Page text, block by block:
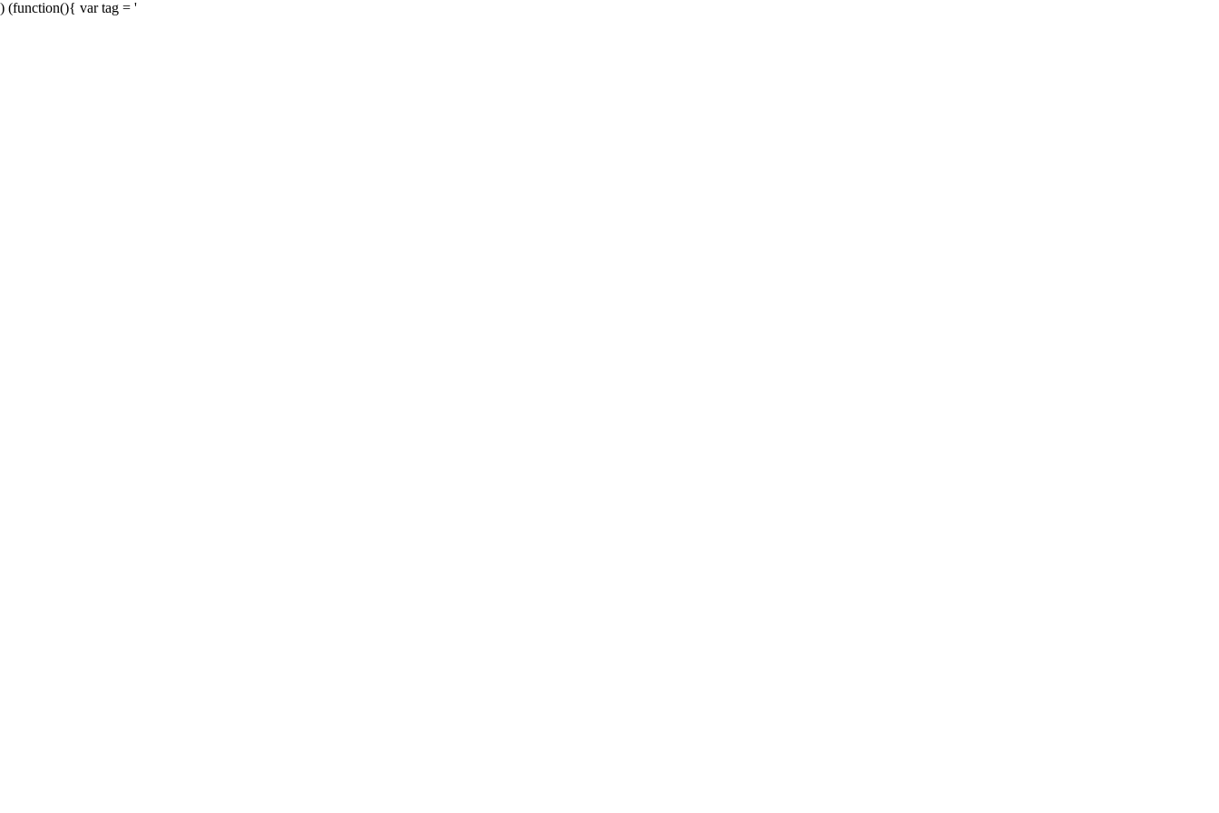
) (function(){ var tag = '